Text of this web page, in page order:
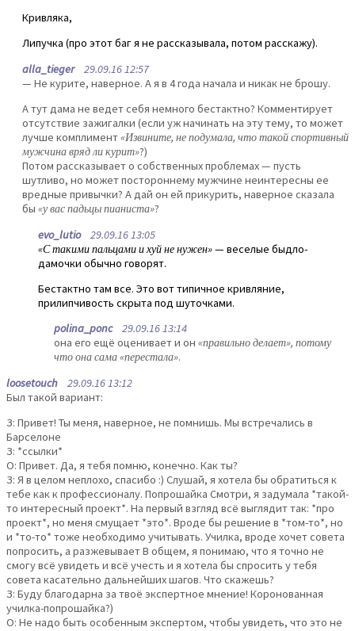
Кривляка,
Липучка (про этот баг я не рассказывала, потом расскажу).
alla_tieger29.09.16 12:57
— Не курите, наверное. А я в 4 года начала и никак не брошу.
А тут дама не ведет себя немного бестактно? Комментирует
отсутствие зажигалки (если уж начинать на эту тему, то может
лучше комплимент«Извините, не подумала, что такой спортивный
мужчина вряд ли курит»?)
Потом рассказывает о собственных проблемах — пусть
шутливо, но может постороннему мужчине неинтересны ее
вредные привычки? А дай он ей прикурить, наверное сказала
бы «у вас падьцы пианиста»?
evo_lutio29.09.16 13:05
«С такими пальцами и хуй не нужен»— веселые быдло-
дамочки обычно говорят.
Бестактно там все. Это вот типичное кривляние,
прилипчивость скрыта под шуточками.
polina_ponc29.09.16 13:14
она его ещё оценивает и он «правильно делает», потому
что она сама «перестала».
loosetouch 29.09.16 13:12
Был такой вариант:
З: Привет! Ты меня, наверное, не помнишь. Мы встречались в
Барселоне
З: *ссылки*
О: Привет. Да, я тебя помню, конечно. Как ты?
З: Я в целом неплохо, спасибо :) Слушай, я хотела бы обратиться к
тебе как к профессионалу. Попрошайка Смотри, я задумала *такой-
то интересный проект*. На первый взгляд всё выглядит так: *про
проект*, но меня смущает *это*. Вроде бы решение в *том-то*, но
и *то-то* тоже необходимо учитывать. Училка, вроде хочет совета
попросить, а разжевывает В общем, я понимаю, что я точно не
смогу всё увидеть и всё учесть и я хотела бы спросить у тебя
совета касательно дальнейших шагов. Что скажешь?
З: Буду благодарна за твоё экспертное мнение! Коронованная
училка-попрошайка?)
О: Не надо быть особенным экспертом, чтобы увидеть, что это не